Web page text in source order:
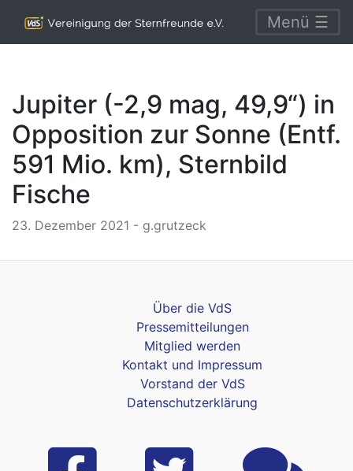
Menü ☰
Jupiter (-2,9 mag, 49,9“) in
Opposition zur Sonne (Entf.
591 Mio. km), Sternbild
Fische
23. Dezember 2021 - g.grutzeck
Über die VdS
Pressemitteilungen
Mitglied werden
Kontakt und Impressum
Vorstand der VdS
Datenschutzerklärung